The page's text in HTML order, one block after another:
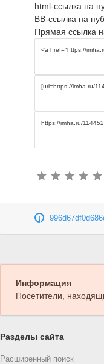
html-ссылка на
BB-ссылка на
Прямая ссылка
Информация
Посетители,
Разделы сайта
Расширенный поиск